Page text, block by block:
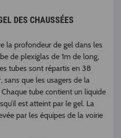
DES CHAUSSÉES
la profondeur de gel dans les
de plexiglas de 1m de long,
tubes sont répartis en 38
sans que les usagers de la
tube contient un liquide
est atteint par le gel. La
par les équipes de la voirie